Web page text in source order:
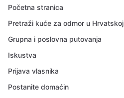
Početna stranica
Pretraži kuće za odmor u Hrvatskoj
Grupna i poslovna putovanja
Iskustva
Prijava vlasnika
Postanite domaćin